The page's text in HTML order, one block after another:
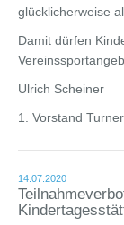
glücklicherweise
Damit dürfen
Ulrich Scheiner
1. Vorstand
14.07.2020